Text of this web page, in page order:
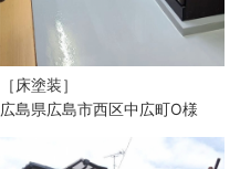
［床塗装］
広島県広島市西区中広町O様